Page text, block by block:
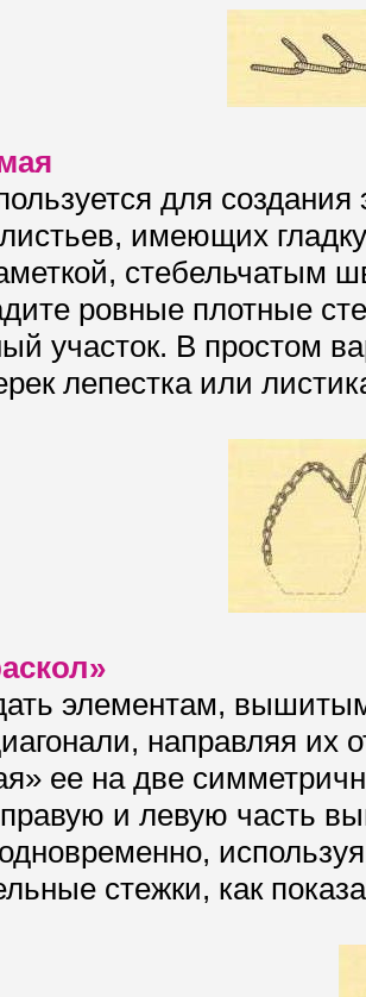
для
имеющих
стебельчатым
ровные плотные
участок. В простом
лепестка или
элементам,
направляя их
ее на две
и левую часть
стежки, как